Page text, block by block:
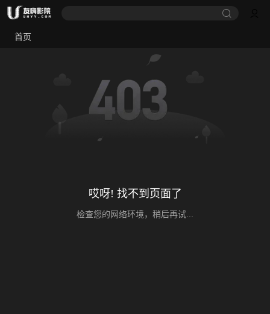
首页
哎呀! 找不到页面了
检查您的网络环境，稍后再试...